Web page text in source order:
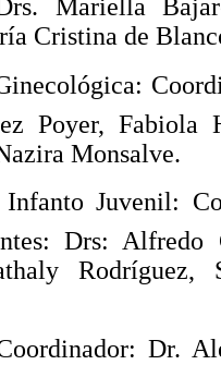
Mariella
Cristina de
Ginecológica:
Poyer, Fabiola
Monsalve.
Infanto Juvenil:
Drs: Alfredo
Rodríguez,
Coordinador: Dr.